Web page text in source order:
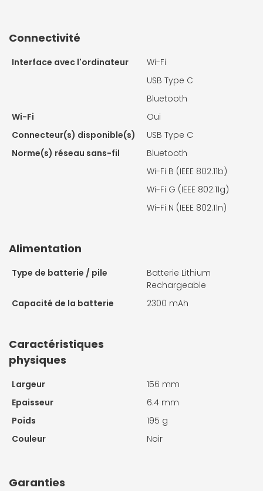
Connectivité
Interface avec l'ordinateur
Wi-Fi
USB Type C
Bluetooth
Wi-Fi
Oui
Connecteur(s) disponible(s)
USB Type C
Norme(s) réseau sans-fil
Bluetooth
Wi-Fi B (IEEE 802.11b)
Wi-Fi G (IEEE 802.11g)
Wi-Fi N (IEEE 802.11n)
Alimentation
Type de batterie / pile
Batterie Lithium
Rechargeable
Capacité de la batterie
2300 mAh
Caractéristiques
physiques
Largeur
156 mm
Epaisseur
6.4 mm
Poids
195 g
Couleur
Noir
Garanties